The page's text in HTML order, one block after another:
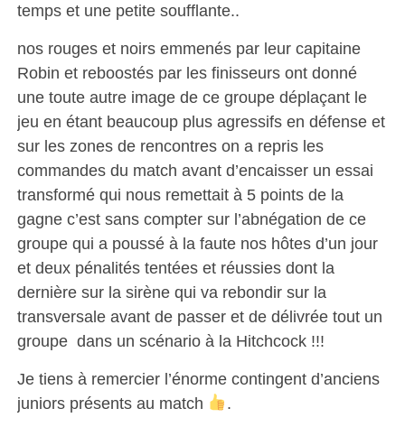
temps et une petite soufflante..
nos rouges et noirs emmenés par leur capitaine
Robin et reboostés par les finisseurs ont donné
une toute autre image de ce groupe déplaçant le
jeu en étant beaucoup plus agressifs en défense et
sur les zones de rencontres on a repris les
commandes du match avant d’encaisser un essai
transformé qui nous remettait à 5 points de la
gagne c’est sans compter sur l’abnégation de ce
groupe qui a poussé à la faute nos hôtes d’un jour
et deux pénalités tentées et réussies dont la
dernière sur la sirène qui va rebondir sur la
transversale avant de passer et de délivrée tout un
groupe dans un scénario à la Hitchcock !!!
Je tiens à remercier l’énorme contingent d’anciens
juniors présents au match
.